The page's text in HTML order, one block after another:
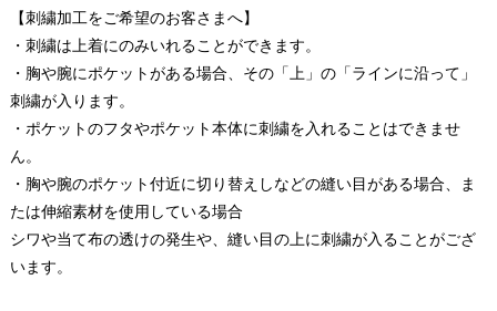
【刺繍加工をご希望のお客さまへ】
・刺繍は上着にのみいれることができます。
・胸や腕にポケットがある場合、その「上」の「ラインに沿って」
刺繍が入ります。
・ポケットのフタやポケット本体に刺繍を入れることはできませ
ん。
・胸や腕のポケット付近に切り替えしなどの縫い目がある場合、ま
たは伸縮素材を使用している場合
シワや当て布の透けの発生や、縫い目の上に刺繍が入ることがござ
います。